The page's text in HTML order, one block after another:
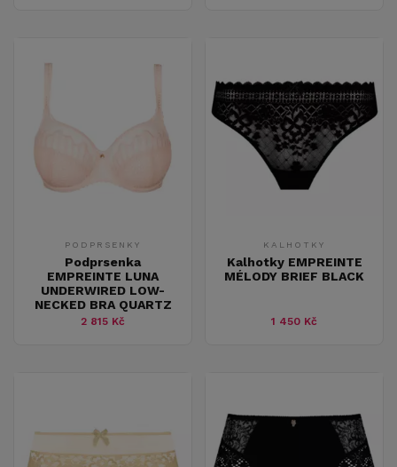
PODPRSENKY
Podprsenka
EMPREINTE LUNA
UNDERWIRED LOW-
NECKED BRA QUARTZ
2 815 Kč
KALHOTKY
Kalhotky EMPREINTE
MÉLODY BRIEF BLACK
1 450 Kč